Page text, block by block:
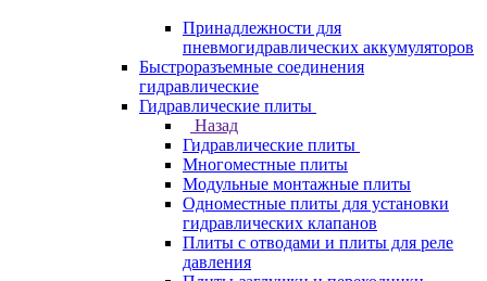
Принадлежности для
пневмогидравлических аккумуляторов
Быстроразъемные соединения
гидравлические
Гидравлические плиты
Назад
Гидравлические плиты
Многоместные плиты
Модульные монтажные плиты
Одноместные плиты для установки
гидравлических клапанов
Плиты с отводами и плиты для реле
давления